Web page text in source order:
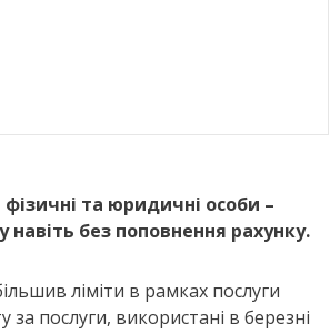
фізичні та юридичні особи –
без поповнення рахунку.
ліміти в рамках послуги
послуги, використані в березні